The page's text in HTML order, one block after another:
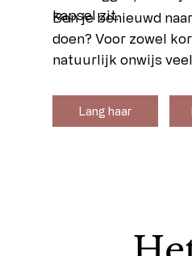
kapsel zit.
Ben je benieuwd
doen? Voor zowel
natuurlijk onwijs
Lang haar